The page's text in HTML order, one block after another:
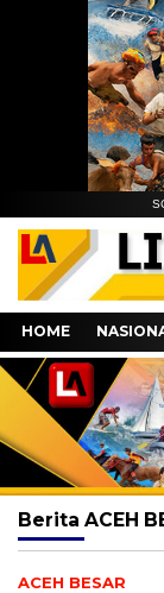
HOME
Berita ACEH
ACEH BESAR